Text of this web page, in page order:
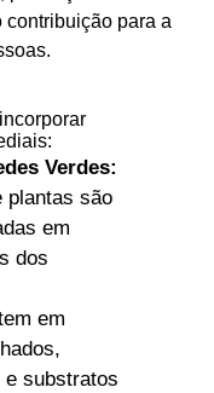
contribuição para a
Verdes:
plantas são
em
dos
em
substratos